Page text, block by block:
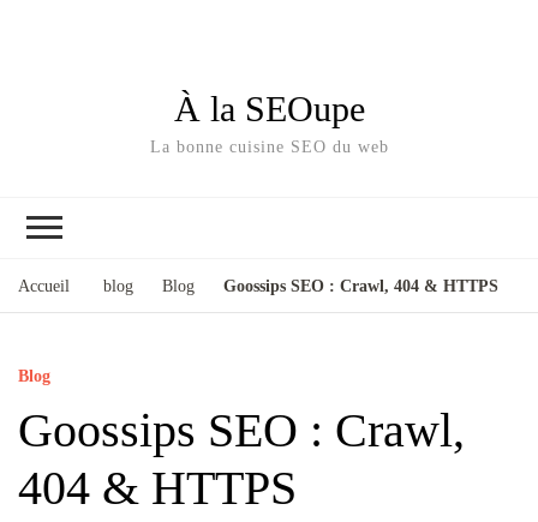
À la SEOupe
La bonne cuisine SEO du web
Accueil blog Blog Goossips SEO : Crawl, 404 & HTTPS
Blog
Goossips SEO : Crawl,
404 & HTTPS